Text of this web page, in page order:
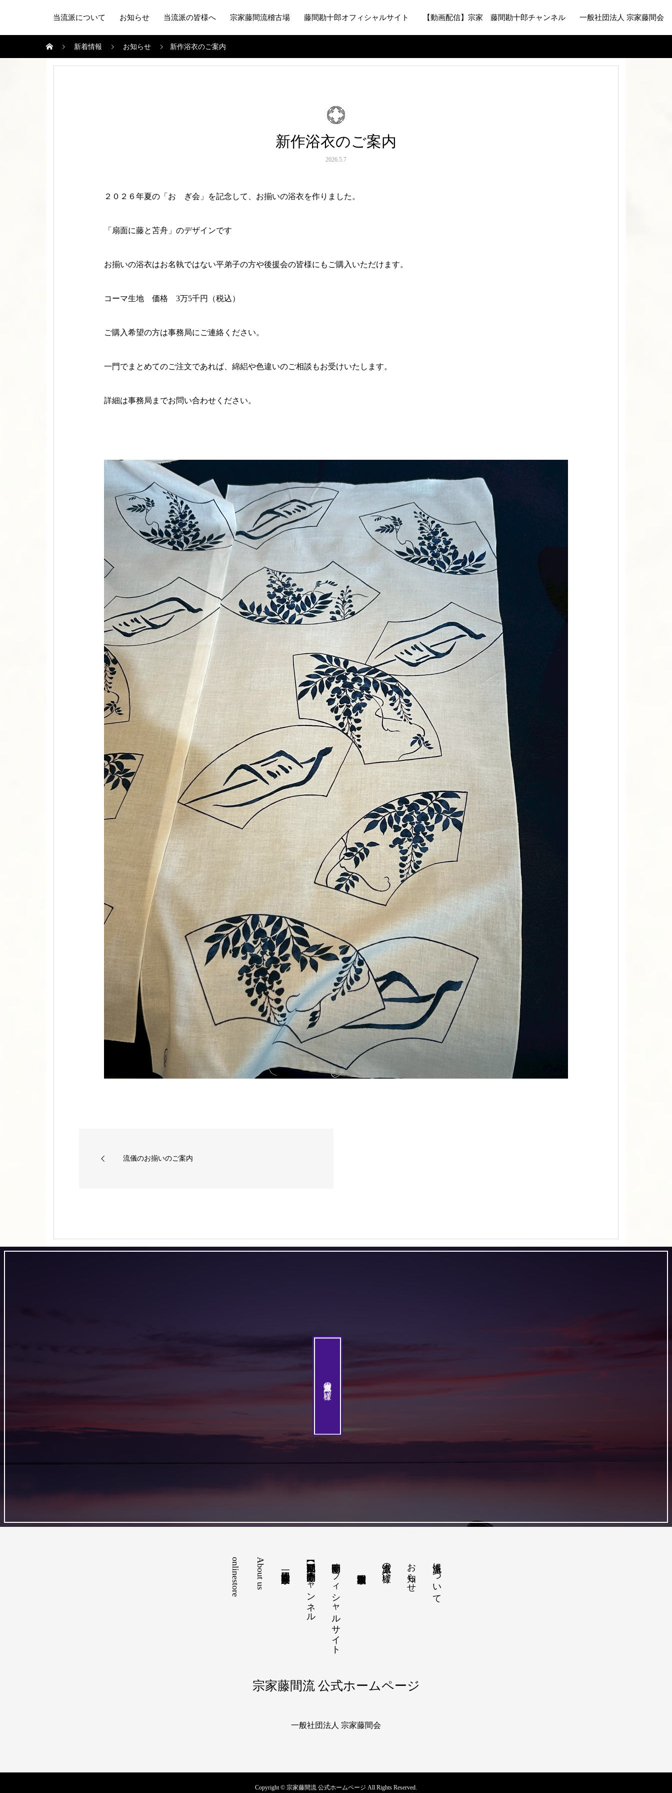
当流派について お知らせ 当流派の皆様へ 宗家藤間流稽古場 藤間勘十郎オフィシャルサイト 【動画配信】宗家 藤間勘十郎チャンネル 一般社団法人 宗家藤間会
新着情報 お知らせ 新作浴衣のご案内
新作浴衣のご案内
2026.5.7
２０２６年夏の「おゝぎ会」を記念して、お揃いの浴衣を作りました。
「扇面に藤と苫舟」のデザインです
お揃いの浴衣はお名執ではない平弟子の方や後援会の皆様にもご購入いただけます。
コーマ生地 価格 3万5千円（税込）
ご購入希望の方は事務局にご連絡ください。
一門でまとめてのご注文であれば、綿絽や色違いのご相談もお受けいたします。
詳細は事務局までお問い合わせください。
流儀のお揃いのご案内
当流派会員の皆様へ
当流派について
お知らせ
当流派の皆様へ
藤間勘十郎オフィシャルサイト
【動画配信】宗家 藤間勘十郎チャンネル
About us
onlinestore
宗家藤間流 公式ホームページ
一般社団法人 宗家藤間会
Copyright © 宗家藤間流 公式ホームページ All Rights Reserved.